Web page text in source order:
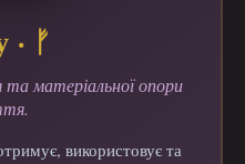
· ᚠ
та матеріальної опори
використовує та